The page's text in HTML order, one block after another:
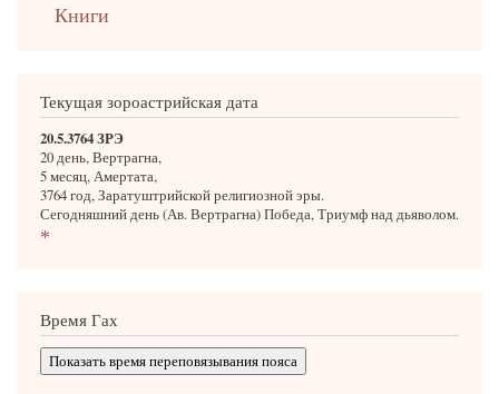
Книги
Текущая зороастрийская дата
20.5.3764 ЗРЭ
20 день, Вертрагна,
5 месяц, Амертата,
3764 год, Заратуштрийской религиозной эры.
Сегодняшний день (Ав. Вертрагна) Победа, Триумф над дьяволом.
*
Время Гах
Показать время переповязывания пояса